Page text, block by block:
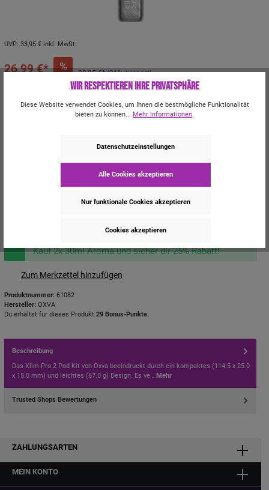
UVP: 33,95 € inkl. MwSt.
26,99 €* %
33,95 €* (21% gespart)
Preise inkl. MwSt. zzgl. Versandkosten
Momentan nicht verfügbar
Kauf 2x Longfill und sicher dir 25% Rabatt!
Kauf 2x 30ml Aroma und sicher dir 25% Rabatt!
Zum Merkzettel hinzufügen
Produktnummer: 61082
Hersteller: OXVA
Du erhältst für dieses Produkt 29 Bonus-Punkte.
Beschreibung
Das Xlim Pro 2 Pod Kit von Oxva beeindruckt durch ein kompaktes (114.5 x 25.0
x 15.0 mm) und leichtes (67.0 g) Design. Es ve… Mehr
Trusted Shops Bewertungen
ZAHLUNGSARTEN
MEIN KONTO
Wir respektieren Ihre Privatsphäre
Diese Website verwendet Cookies, um Ihnen die bestmögliche Funktionalität
bieten zu können... Mehr Informationen.
Datenschutzeinstellungen
Alle Cookies akzeptieren
Nur funktionale Cookies akzeptieren
Cookies akzeptieren